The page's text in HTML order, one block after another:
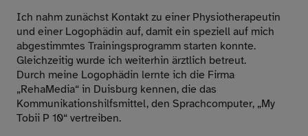
Ich nahm zunächst Kontakt zu einer Physiotherapeutin
und einer Logophädin auf, damit ein speziell auf mich
abgestimmtes Trainingsprogramm starten konnte.
Gleichzeitig wurde ich weiterhin ärztlich betreut.
Durch meine Logophädin lernte ich die Firma
„RehaMedia“ in Duisburg kennen, die das
Kommunikationshilfsmittel, den Sprachcomputer, „My
Tobii P 10“ vertreiben.